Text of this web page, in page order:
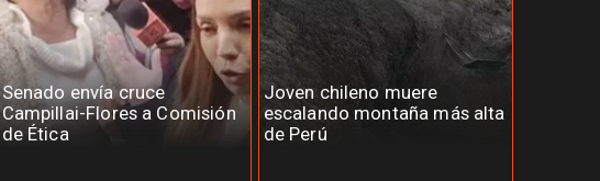
Senado envía cruce
Campillai-Flores a Comisión
de Ética
Joven chileno muere
escalando montaña más alta
de Perú